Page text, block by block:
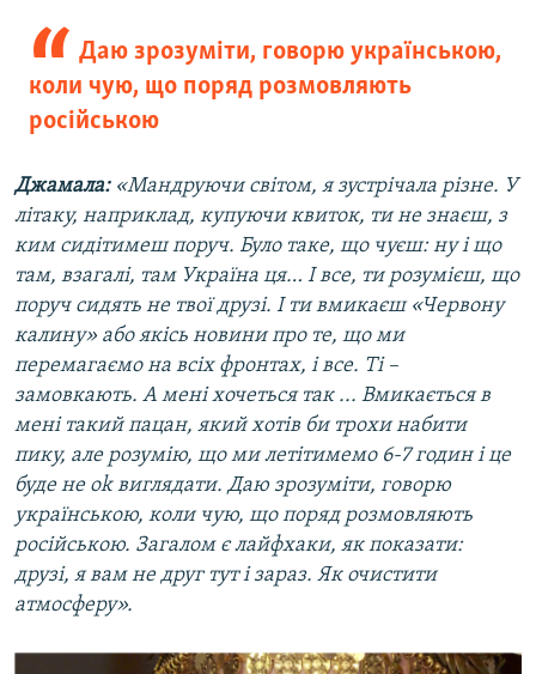
Даю зрозуміти, говорю українською,
коли чую, що поряд розмовляють
російською
Джамала: «Мандруючи світом, я зустрічала різне. У
літаку, наприклад, купуючи квиток, ти не знаєш, з
ким сидітимеш поруч. Було таке, що чуєш: ну і що
там, взагалі, там Україна ця… І все, ти розумієш, що
поруч сидять не твої друзі. І ти вмикаєш «Червону
калину» або якісь новини про те, що ми
перемагаємо на всіх фронтах, і все. Ті –
замовкають. А мені хочеться так ... Вмикається в
мені такий пацан, який хотів би трохи набити
пику, але розумію, що ми летітимемо 6-7 годин і це
буде не ok виглядати. Даю зрозуміти, говорю
українською, коли чую, що поряд розмовляють
російською. Загалом є лайфхаки, як показати:
друзі, я вам не друг тут і зараз. Як очистити
атмосферу».